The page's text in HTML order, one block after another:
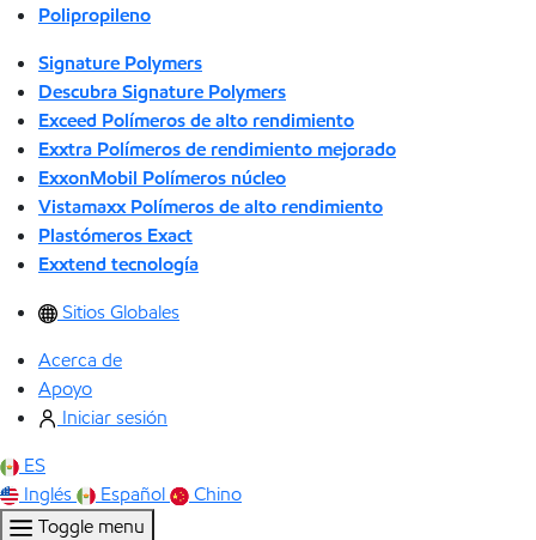
Polipropileno
Signature Polymers
Descubra Signature Polymers
Exceed Polímeros de alto rendimiento
Exxtra Polímeros de rendimiento mejorado
ExxonMobil Polímeros núcleo
Vistamaxx Polímeros de alto rendimiento
Plastómeros Exact
Exxtend tecnología
Sitios Globales
Acerca de
Apoyo
Iniciar sesión
ES
Inglés
Español
Chino
Toggle menu